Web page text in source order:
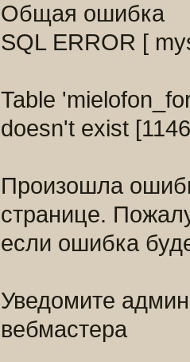
Общая ошибка
SQL ERROR [
Table
doesn't exist
Произошла
странице.
если ошибка
Уведомите
вебмастера